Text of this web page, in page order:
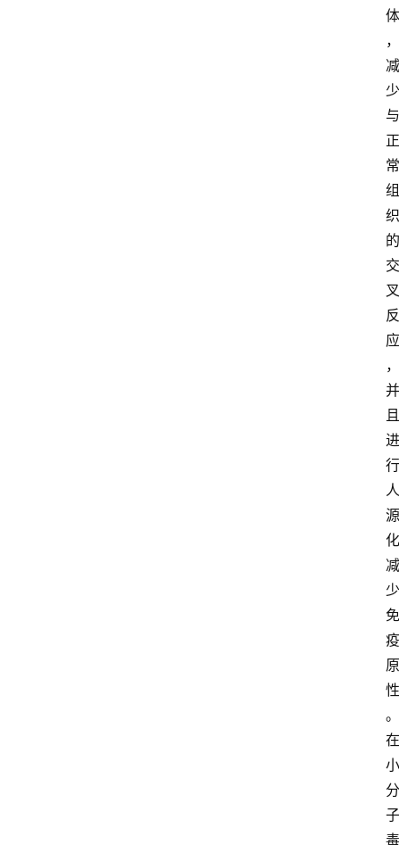
体
，
减
少
与
正
常
组
织
的
交
叉
反
应
，
并
且
进
行
人
源
化
减
少
免
疫
原
性
。
在
小
分
子
毒